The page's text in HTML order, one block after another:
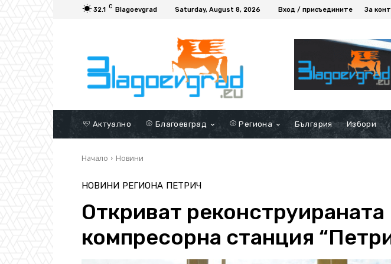
32.1 C Blagoevgrad Saturday, August 8, 2026 Вход / присъедините За
Актуално Благоевград Региона България Избори
Начало Новини
НОВИНИ РЕГИОНА ПЕТРИЧ
Откриват реконструираната
компресорна станция